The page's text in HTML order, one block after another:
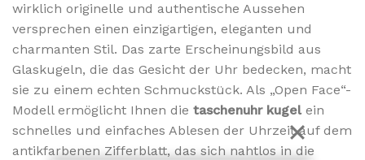
wirklich originelle und authentische Aussehen
versprechen einen einzigartigen, eleganten und
charmanten Stil. Das zarte Erscheinungsbild aus
Glaskugeln, die das Gesicht der Uhr bedecken, macht
sie zu einem echten Schmuckstück. Als „Open Face“-
Modell ermöglicht Ihnen die taschenuhr kugelein
schnelles und einfaches Ablesen der Uhrzeit auf dem
antikfarbenen Zifferblatt, das sich nahtlos in die